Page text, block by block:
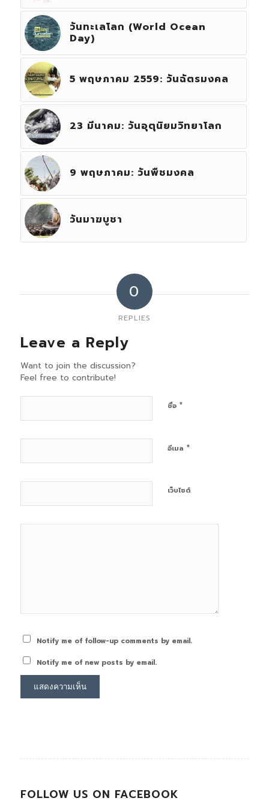
วันทะเลโลก (World Ocean
Day)
5 พฤษภาคม 2559: วันฉัตรมงคล
23 มีนาคม: วันอุตุนิยมวิทยาโลก
9 พฤษภาคม: วันพืชมงคล
วันมาฆบูชา
0
REPLIES
Leave a Reply
Want to join the discussion?
Feel free to contribute!
ชื่อ *
อีเมล *
เว็บไซต์
Notify me of follow-up comments by email.
Notify me of new posts by email.
FOLLOW US ON FACEBOOK